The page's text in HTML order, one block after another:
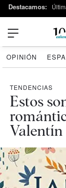
Destacamos:
OPINIÓN
TENDENCIAS
Estos